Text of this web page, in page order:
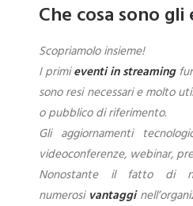
Che cosa sono
Scopriamolo insieme!
I primieventi in streaming
sono resi necessari e molto
o pubblico di riferimento.
Gli aggiornamenti
videoconferenze, webinar,
Nonostante il fatto di
numerosivantaggi